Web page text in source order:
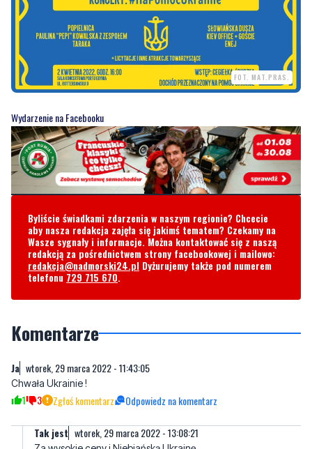
FOT. MAT.PRAS.
Wydarzenie na Facebooku
Byliście świadkami zdarzenia w naszym regionie? Chcecie
aby nasza redakcja zajęła się jakimś tematem? Czekamy na
Wasze sygnały i informacje. Można kontaktować się z naszą
redakcją za pośrednictwem strony facebookowej i mailowo:
redakcja@nadmorski24.pl Dyżurujemy także pod numerem
telefonu 729 715 670.
Komentarze
Ja wtorek, 29 marca 2022 - 11:43:05
Chwała Ukrainie !
1 3 Zgłoś komentarz Odpowiedz na komentarz
Tak jest wtorek, 29 marca 2022 - 13:08:21